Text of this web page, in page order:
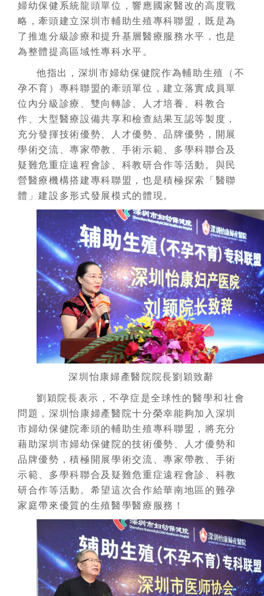
婦幼保健系統龍頭單位，響應國家醫改的高度戰
略，牽頭建立深圳市輔助生殖專科聯盟，既是為
了推進分級診療和提升基層醫療服務水平，也是
為整體提高區域性專科水平。
他指出，深圳市婦幼保健院作為輔助生殖（不
孕不育）專科聯盟的牽頭單位，建立落實成員單
位內分級診療、雙向轉診、人才培養、科教合
作、大型醫療設備共享和檢查結果互認等製度，
充分發揮技術優勢、人才優勢、品牌優勢，開展
學術交流、專家帶教、手術示範、多學科聯合及
疑難危重症遠程會診、科教研合作等活動。與民
營醫療機構搭建專科聯盟，也是積極探索「醫聯
體」建設多形式發展模式的體現。
深圳怡康婦產醫院院長劉穎致辭
劉穎院長表示，不孕症是全球性的醫學和社會
問題，深圳怡康婦產醫院十分榮幸能夠加入深圳
市婦幼保健院牽頭的輔助生殖專科聯盟，將充分
藉助深圳市婦幼保健院的技術優勢、人才優勢和
品牌優勢，積極開展學術交流、專家帶教、手術
示範、多學科聯合及疑難危重症遠程會診、科教
研合作等活動。希望這次合作給華南地區的難孕
家庭帶來優質的生殖醫學醫療服務！